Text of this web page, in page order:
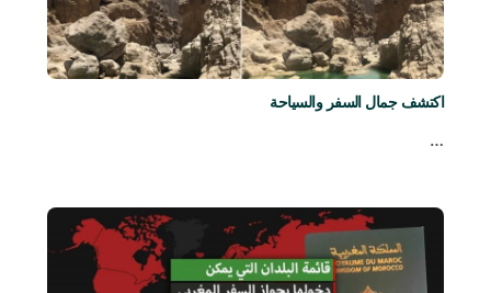
اكتشف جمال السفر والسياحة
…